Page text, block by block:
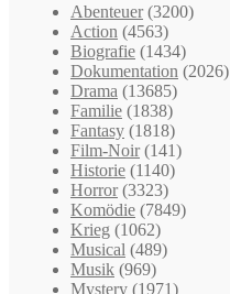
Abenteuer (3200)
Action (4563)
Biografie (1434)
Dokumentation (2026)
Drama (13685)
Familie (1838)
Fantasy (1818)
Film-Noir (141)
Historie (1140)
Horror (3323)
Komödie (7849)
Krieg (1062)
Musical (489)
Musik (969)
Mystery (1971)